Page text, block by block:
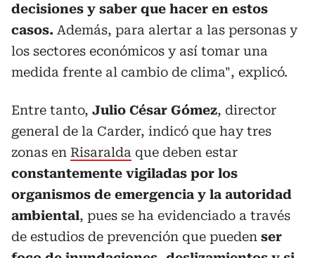
decisiones y saber que hacer en estos
casos. Además, para alertar a las personas y
los sectores económicos y así tomar una
medida frente al cambio de clima", explicó.
Entre tanto, Julio César Gómez, director
general de la Carder, indicó que hay tres
zonas en Risaralda que deben estar
constantemente vigiladas por los
organismos de emergencia y la autoridad
ambiental, pues se ha evidenciado a través
de estudios de prevención que pueden ser